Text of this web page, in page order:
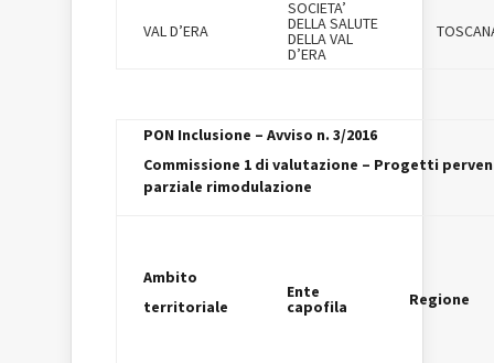
VAL D’ERA
SOCIETA’
DELLA SALUTE
DELLA VAL
D’ERA
PON Inclusione – Avviso n. 3/2016
Commissione 1 di valutazione – Progetti
parziale rimodulazione
Ambito
territoriale
Ente
capofila Regione